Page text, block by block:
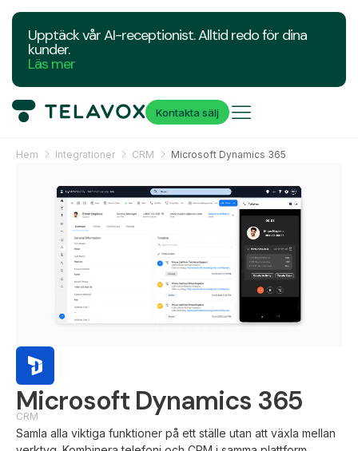
Upptäck vår AI-receptionist. Alltid redo för dina
kunder.
Läs mer
Kontakta sälj
Hem Integrationer CRM Microsoft Dynamics 365
Microsoft Dynamics 365
CRM
Samla alla viktiga funktioner på ett ställe utan att växla mellan